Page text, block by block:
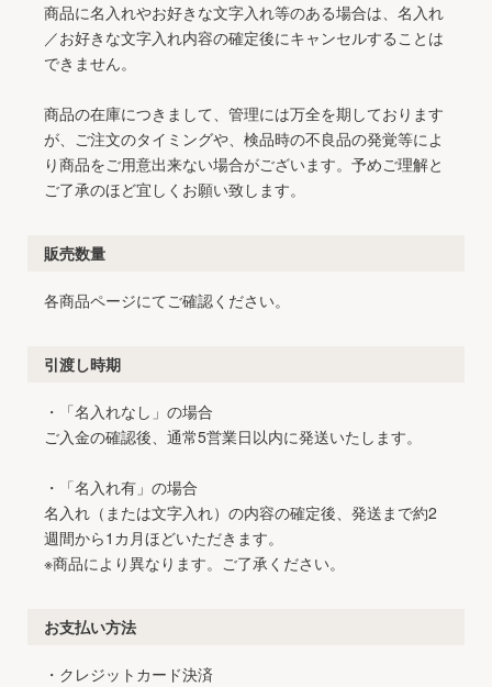
商品に名入れやお好きな文字入れ等のある場合は、名入れ
／お好きな文字入れ内容の確定後にキャンセルすることは
できません。
商品の在庫につきまして、管理には万全を期しております
が、ご注文のタイミングや、検品時の不良品の発覚等によ
り商品をご用意出来ない場合がございます。予めご理解と
ご了承のほど宜しくお願い致します。
販売数量
各商品ページにてご確認ください。
引渡し時期
・「名入れなし」の場合
ご入金の確認後、通常5営業日以内に発送いたします。
・「名入れ有」の場合
名入れ（または文字入れ）の内容の確定後、発送まで約2
週間から1カ月ほどいただきます。
※商品により異なります。ご了承ください。
お支払い方法
・クレジットカード決済